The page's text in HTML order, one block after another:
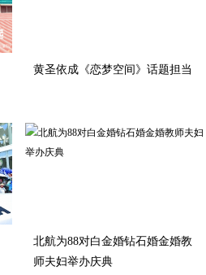
黄圣依成《恋梦空间》话题担当
北航为88对白金婚钻石婚金婚教
师夫妇举办庆典